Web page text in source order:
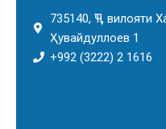
735140, ҶТ, вилояти
Ҳувайдуллоев 1
+992 (3222) 2 1616